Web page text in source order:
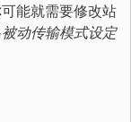
能就需要修改站
被动传输模式设定